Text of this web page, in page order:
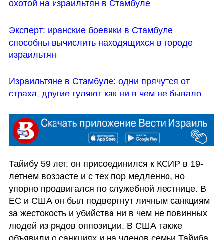
охотой на израильтян в Стамбуле
Эксперт: иранские боевики в Стамбуле
способны вычислить находящихся в городе
израильтян
Израильтяне в Стамбуле: одни прячутся от
страха, другие гуляют как ни в чем не бывало
Тайибу 59 лет, он присоединился к КСИР в 19-
летнем возрасте и с тех пор медленно, но
упорно продвигался по служебной лестнице. В
ЕС и США он был подвергнут личным санкциям
за жестокость и убийства ни в чем не повинных
людей из рядов оппозиции. В США также